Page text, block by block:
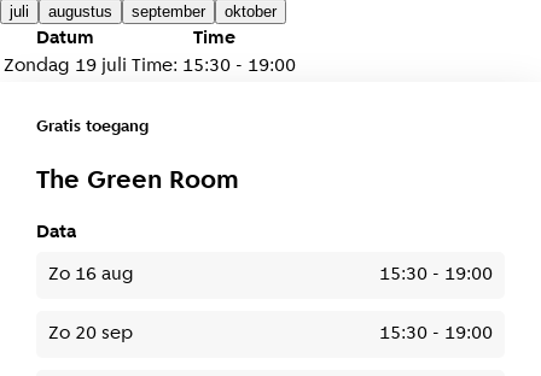
juli augustus september oktober
Datum
Time
zondag 19 juli Time: 15:30 - 19:00
Gratis toegang
The Green Room
Data
zo 16 aug 15:30 - 19:00
zo 20 sep 15:30 - 19:00